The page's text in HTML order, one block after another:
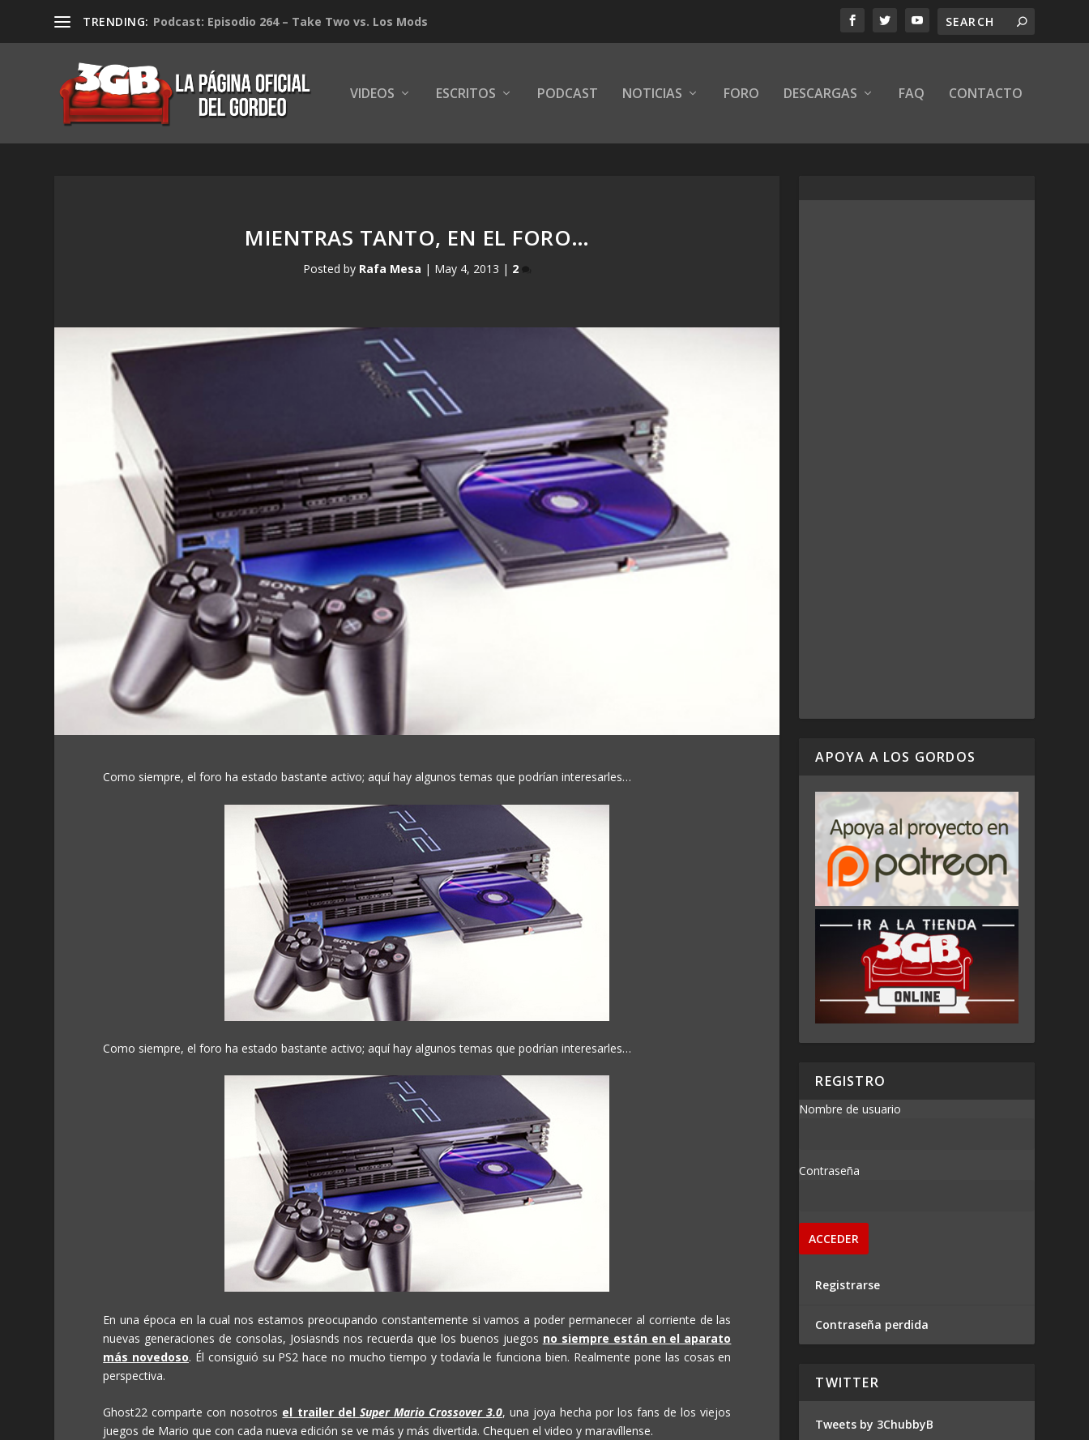
TRENDING: Podcast: Episodio 264 – Take Two vs. Los Mods
VIDEOS ESCRITOS PODCAST NOTICIAS FORO DESCARGAS FAQ CONTACTO
MIENTRAS TANTO, EN EL FORO…
Posted by Rafa Mesa | May 4, 2013 | 2
Como siempre, el foro ha estado bastante activo; aquí hay algunos temas que podrían interesarles…
Como siempre, el foro ha estado bastante activo; aquí hay algunos temas que podrían interesarles…
En una época en la cual nos estamos preocupando constantemente si vamos a poder permanecer al corriente de las
nuevas generaciones de consolas, Josiasnds nos recuerda que los buenos juegos no siempre están en el aparato
más novedoso. Él consiguió su PS2 hace no mucho tiempo y todavía le funciona bien. Realmente pone las cosas en
perspectiva.
Ghost22 comparte con nosotros el trailer del Super Mario Crossover 3.0, una joya hecha por los fans de los viejos
juegos de Mario que con cada nueva edición se ve más y más divertida. Chequen el video y maravíllense.
APOYA A LOS GORDOS
REGISTRO
Nombre de usuario
Contraseña
Registrarse
Contraseña perdida
TWITTER
Tweets by 3ChubbyB